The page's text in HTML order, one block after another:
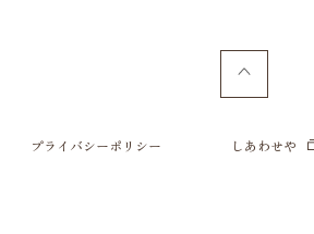
プライバシーポリシー しあわせや